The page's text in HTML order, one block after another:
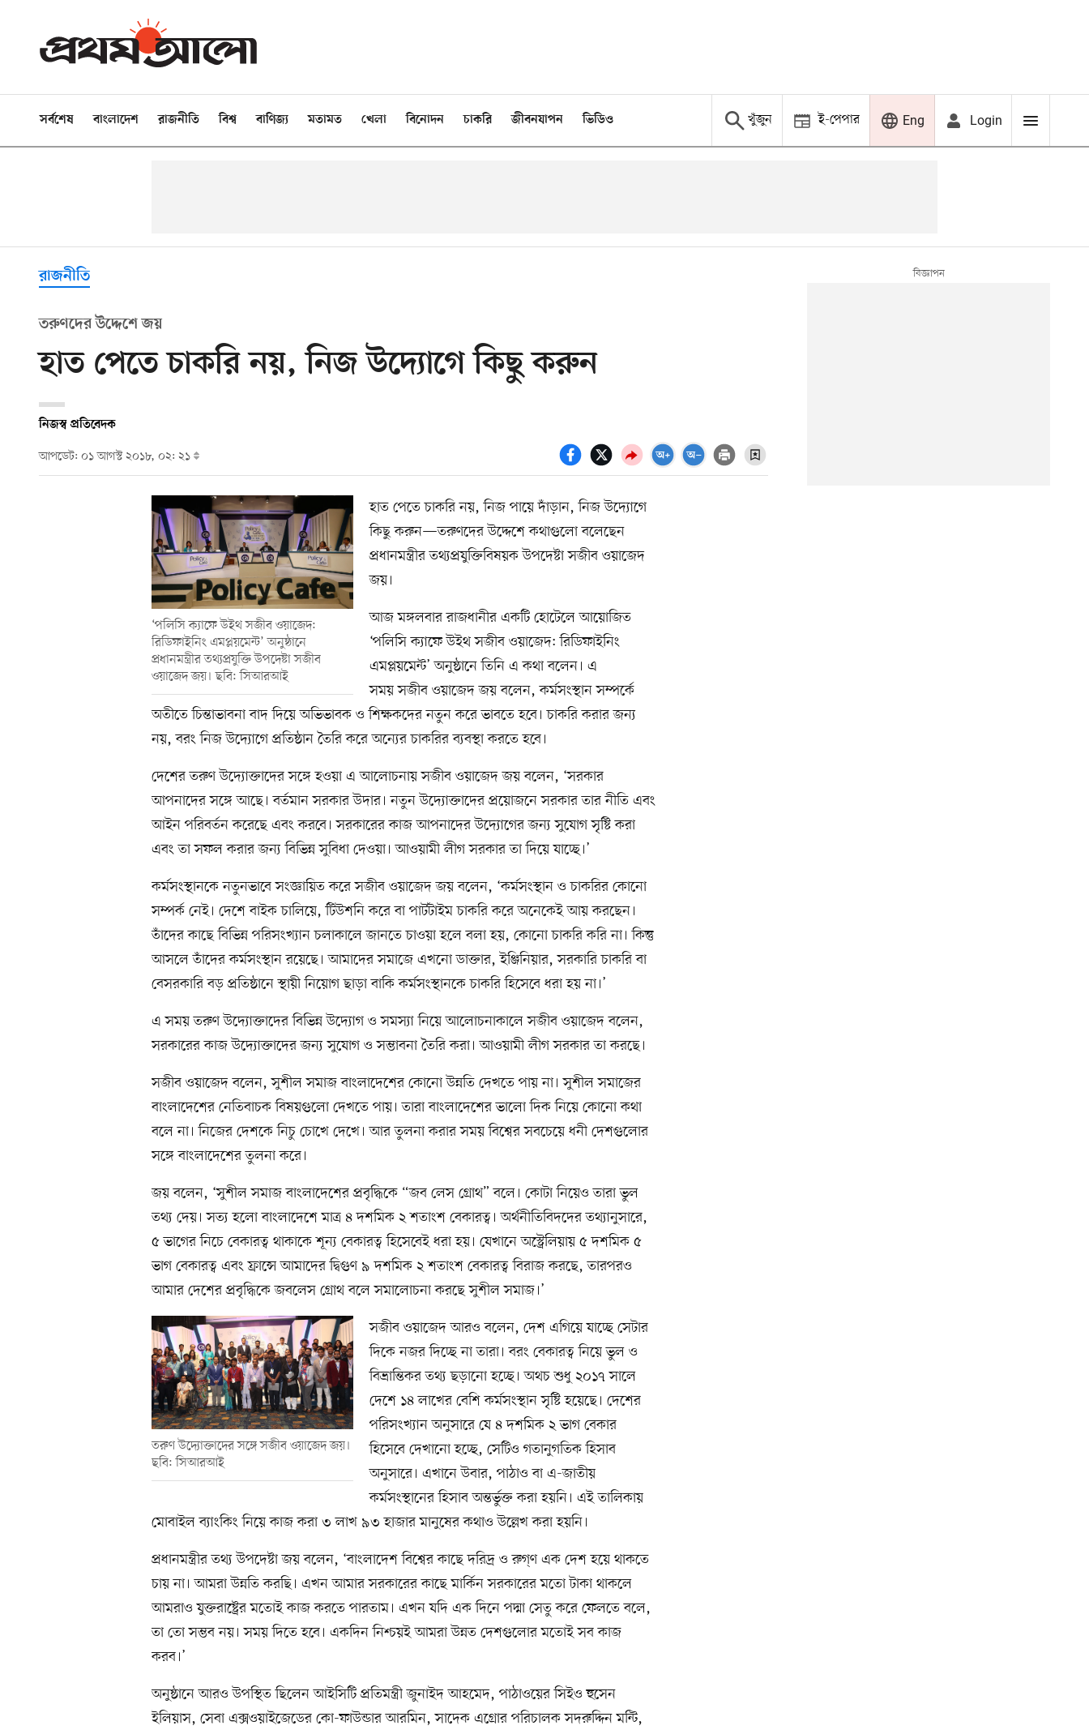
সর্বশেষ বাংলাদেশ রাজনীতি বিশ্ব বাণিজ্য মতামত খেলা বিনোদন চাকরি জীবনযাপন ভিডিও খুঁজুন ই-পেপার Eng Login
রাজনীতি
তরুণদের উদ্দেশে জয়
হাত পেতে চাকরি নয়, নিজ উদ্যোগে কিছু করুন
নিজস্ব প্রতিবেদক
আপডেট: ০১ আগস্ট ২০১৮, ০২: ২১
‘পলিসি ক্যাফে উইথ সজীব ওয়াজেদ:
রিডিফাইনিং এমপ্লয়মেন্ট’ অনুষ্ঠানে
প্রধানমন্ত্রীর তথ্যপ্রযুক্তি উপদেষ্টা সজীব
ওয়াজেদ জয়। ছবি: সিআরআই
হাত পেতে চাকরি নয়, নিজ পায়ে দাঁড়ান, নিজ উদ্যোগে
কিছু করুন—তরুণদের উদ্দেশে কথাগুলো বলেছেন
প্রধানমন্ত্রীর তথ্যপ্রযুক্তিবিষয়ক উপদেষ্টা সজীব ওয়াজেদ
জয়।
আজ মঙ্গলবার রাজধানীর একটি হোটেলে আয়োজিত
‘পলিসি ক্যাফে উইথ সজীব ওয়াজেদ: রিডিফাইনিং
এমপ্লয়মেন্ট’ অনুষ্ঠানে তিনি এ কথা বলেন। এ
সময় সজীব ওয়াজেদ জয় বলেন, কর্মসংস্থান সম্পর্কে
অতীতে চিন্তাভাবনা বাদ দিয়ে অভিভাবক ও শিক্ষকদের নতুন করে ভাবতে হবে। চাকরি করার জন্য
নয়, বরং নিজ উদ্যোগে প্রতিষ্ঠান তৈরি করে অন্যের চাকরির ব্যবস্থা করতে হবে।
দেশের তরুণ উদ্যোক্তাদের সঙ্গে হওয়া এ আলোচনায় সজীব ওয়াজেদ জয় বলেন, ‘সরকার
আপনাদের সঙ্গে আছে। বর্তমান সরকার উদার। নতুন উদ্যোক্তাদের প্রয়োজনে সরকার তার নীতি এবং
আইন পরিবর্তন করেছে এবং করবে। সরকারের কাজ আপনাদের উদ্যোগের জন্য সুযোগ সৃষ্টি করা
এবং তা সফল করার জন্য বিভিন্ন সুবিধা দেওয়া। আওয়ামী লীগ সরকার তা দিয়ে যাচ্ছে।’
কর্মসংস্থানকে নতুনভাবে সংজ্ঞায়িত করে সজীব ওয়াজেদ জয় বলেন, ‘কর্মসংস্থান ও চাকরির কোনো
সম্পর্ক নেই। দেশে বাইক চালিয়ে, টিউশনি করে বা পার্টটাইম চাকরি করে অনেকেই আয় করছেন।
তাঁদের কাছে বিভিন্ন পরিসংখ্যান চলাকালে জানতে চাওয়া হলে বলা হয়, কোনো চাকরি করি না। কিন্তু
আসলে তাঁদের কর্মসংস্থান রয়েছে। আমাদের সমাজে এখনো ডাক্তার, ইঞ্জিনিয়ার, সরকারি চাকরি বা
বেসরকারি বড় প্রতিষ্ঠানে স্থায়ী নিয়োগ ছাড়া বাকি কর্মসংস্থানকে চাকরি হিসেবে ধরা হয় না।’
এ সময় তরুণ উদ্যোক্তাদের বিভিন্ন উদ্যোগ ও সমস্যা নিয়ে আলোচনাকালে সজীব ওয়াজেদ বলেন,
সরকারের কাজ উদ্যোক্তাদের জন্য সুযোগ ও সম্ভাবনা তৈরি করা। আওয়ামী লীগ সরকার তা করছে।
সজীব ওয়াজেদ বলেন, সুশীল সমাজ বাংলাদেশের কোনো উন্নতি দেখতে পায় না। সুশীল সমাজের
বাংলাদেশের নেতিবাচক বিষয়গুলো দেখতে পায়। তারা বাংলাদেশের ভালো দিক নিয়ে কোনো কথা
বলে না। নিজের দেশকে নিচু চোখে দেখে। আর তুলনা করার সময় বিশ্বের সবচেয়ে ধনী দেশগুলোর
সঙ্গে বাংলাদেশের তুলনা করে।
জয় বলেন, ‘সুশীল সমাজ বাংলাদেশের প্রবৃদ্ধিকে “জব লেস গ্রোথ” বলে। কোটা নিয়েও তারা ভুল
তথ্য দেয়। সত্য হলো বাংলাদেশে মাত্র ৪ দশমিক ২ শতাংশ বেকারত্ব। অর্থনীতিবিদদের তথ্যানুসারে,
৫ ভাগের নিচে বেকারত্ব থাকাকে শূন্য বেকারত্ব হিসেবেই ধরা হয়। যেখানে অস্ট্রেলিয়ায় ৫ দশমিক ৫
ভাগ বেকারত্ব এবং ফ্রান্সে আমাদের দ্বিগুণ ৯ দশমিক ২ শতাংশ বেকারত্ব বিরাজ করছে, তারপরও
আমার দেশের প্রবৃদ্ধিকে জবলেস গ্রোথ বলে সমালোচনা করছে সুশীল সমাজ।’
তরুণ উদ্যোক্তাদের সঙ্গে সজীব ওয়াজেদ জয়।
ছবি: সিআরআই
সজীব ওয়াজেদ আরও বলেন, দেশ এগিয়ে যাচ্ছে সেটার
দিকে নজর দিচ্ছে না তারা। বরং বেকারত্ব নিয়ে ভুল ও
বিভ্রান্তিকর তথ্য ছড়ানো হচ্ছে। অথচ শুধু ২০১৭ সালে
দেশে ১৪ লাখের বেশি কর্মসংস্থান সৃষ্টি হয়েছে। দেশের
পরিসংখ্যান অনুসারে যে ৪ দশমিক ২ ভাগ বেকার
হিসেবে দেখানো হচ্ছে, সেটিও গতানুগতিক হিসাব
অনুসারে। এখানে উবার, পাঠাও বা এ-জাতীয়
কর্মসংস্থানের হিসাব অন্তর্ভুক্ত করা হয়নি। এই তালিকায়
মোবাইল ব্যাংকিং নিয়ে কাজ করা ৩ লাখ ৯৩ হাজার মানুষের কথাও উল্লেখ করা হয়নি।
প্রধানমন্ত্রীর তথ্য উপদেষ্টা জয় বলেন, ‘বাংলাদেশ বিশ্বের কাছে দরিদ্র ও রুগ্‌ণ এক দেশ হয়ে থাকতে
চায় না। আমরা উন্নতি করছি। এখন আমার সরকারের কাছে মার্কিন সরকারের মতো টাকা থাকলে
আমরাও যুক্তরাষ্ট্রের মতোই কাজ করতে পারতাম। এখন যদি এক দিনে পদ্মা সেতু করে ফেলতে বলে,
তা তো সম্ভব নয়। সময় দিতে হবে। একদিন নিশ্চয়ই আমরা উন্নত দেশগুলোর মতোই সব কাজ
করব।’
অনুষ্ঠানে আরও উপস্থিত ছিলেন আইসিটি প্রতিমন্ত্রী জুনাইদ আহমেদ, পাঠাওয়ের সিইও হুসেন
ইলিয়াস, সেবা এক্সওয়াইজেডের কো-ফাউন্ডার আরমিন, সাদেক এগ্রোর পরিচালক সদরুদ্দিন মন্টি,